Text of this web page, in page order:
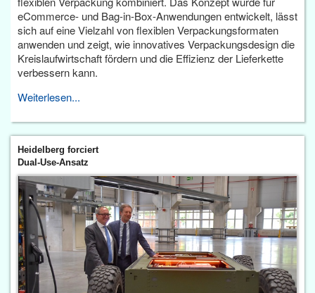
eCommerce- und Bag-in-Box-Anwendungen entwickelt, lässt
sich auf eine Vielzahl von flexiblen Verpackungsformaten
anwenden und zeigt, wie innovatives Verpackungsdesign die
Kreislaufwirtschaft fördern und die Effizienz der Lieferkette
verbessern kann.
Weiterlesen...
Heidelberg forciert
Dual-Use-Ansatz